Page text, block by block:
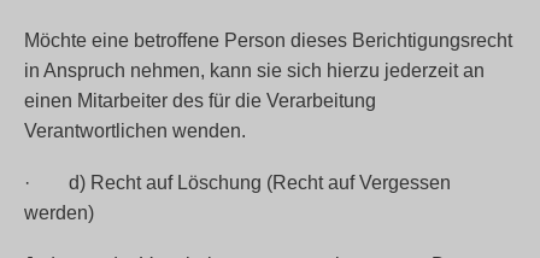
Möchte eine betroffene Person dieses Berichtigungsrecht
in Anspruch nehmen, kann sie sich hierzu jederzeit an
einen Mitarbeiter des für die Verarbeitung
Verantwortlichen wenden.
· d) Recht auf Löschung (Recht auf Vergessen
werden)